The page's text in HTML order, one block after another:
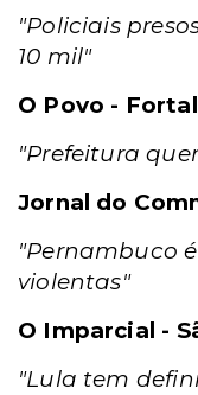
"Policiais
10 mil"
O Povo -
"Prefeitura
Jornal do
"Pernambuco
violentas"
O Imparcial -
"Lula tem